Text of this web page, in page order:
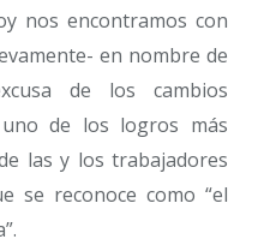
nos encontramos con
en nombre de
de los cambios
de los logros más
las y los trabajadores
se reconoce como “el